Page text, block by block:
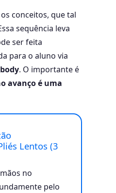
conceitos, que tal
sequência leva
ser feita
para o aluno via
. O importante é
avanço é uma
Lentos (3
no
pelo